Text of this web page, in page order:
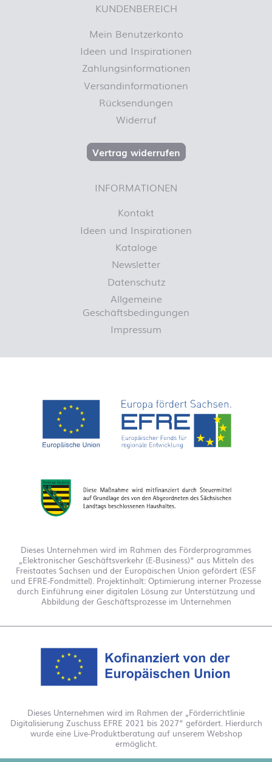
KUNDENBEREICH
Mein Benutzerkonto
Ideen und Inspirationen
Zahlungsinformationen
Versandinformationen
Rücksendungen
Widerruf
Vertrag widerrufen
INFORMATIONEN
Kontakt
Ideen und Inspirationen
Kataloge
Newsletter
Datenschutz
Allgemeine
Geschäftsbedingungen
Impressum
Dieses Unternehmen wird im Rahmen des Förderprogrammes
„Elektronischer Geschäftsverkehr (E-Business)“ aus Mitteln des
Freistaates Sachsen und der Europäischen Union gefördert (ESF
und EFRE-Fondmittel). Projektinhalt: Optimierung interner Prozesse
durch Einführung einer digitalen Lösung zur Unterstützung und
Abbildung der Geschäftsprozesse im Unternehmen
Dieses Unternehmen wird im Rahmen der „Förderrichtlinie
Digitalisierung Zuschuss EFRE 2021 bis 2027“ gefördert. Hierdurch
wurde eine Live-Produktberatung auf unserem Webshop
ermöglicht.